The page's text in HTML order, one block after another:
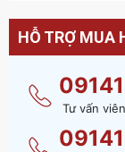
HỖ TRỢ MUA
Tư vấn